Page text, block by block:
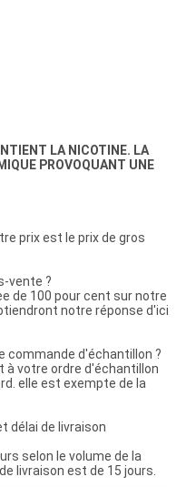
LA NICOTINE. LA
PROVOQUANT UNE
prix est le prix de gros
vente ?
de 100 pour cent sur notre
notre réponse d'ici
commande d'échantillon ?
à votre ordre d'échantillon
elle est exempte de la
délai de livraison
selon le volume de la
livraison est de 15 jours.